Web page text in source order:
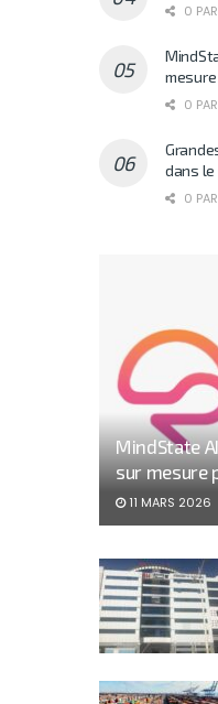
0
0
dans le
0
MindState
sur mesure
11 MARS 2026